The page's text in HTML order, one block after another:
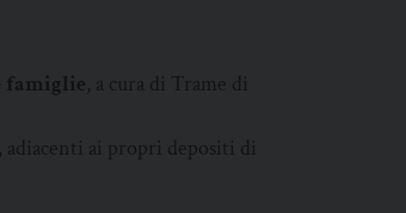
famiglie, a cura di Trame di
adiacenti ai propri depositi di